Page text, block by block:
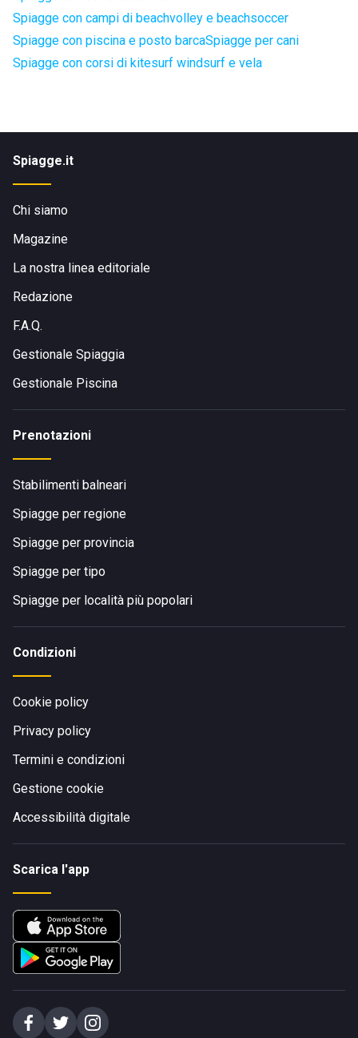
Spiagge con campi di beachvolley e beachsoccer
Spiagge con piscina e posto barcaSpiagge per cani
Spiagge con corsi di kitesurf windsurf e vela
Spiagge.it
Chi siamo
Magazine
La nostra linea editoriale
Redazione
F.A.Q.
Gestionale Spiaggia
Gestionale Piscina
Prenotazioni
Stabilimenti balneari
Spiagge per regione
Spiagge per provincia
Spiagge per tipo
Spiagge per località più popolari
Condizioni
Cookie policy
Privacy policy
Termini e condizioni
Gestione cookie
Accessibilità digitale
Scarica l'app